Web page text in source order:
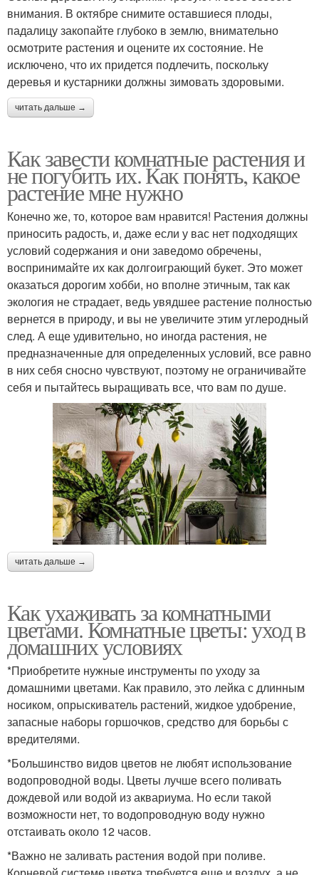
внимания. В октябре снимите оставшиеся плоды,
падалицу закопайте глубоко в землю, внимательно
осмотрите растения и оцените их состояние. Не
исключено, что их придется подлечить, поскольку
деревья и кустарники должны зимовать здоровыми.
читать дальше →
Как завести комнатные растения и
не погубить их. Как понять, какое
растение мне нужно
Конечно же, то, которое вам нравится! Растения должны
приносить радость, и, даже если у вас нет подходящих
условий содержания и они заведомо обречены,
воспринимайте их как долгоиграющий букет. Это может
оказаться дорогим хобби, но вполне этичным, так как
экология не страдает, ведь увядшее растение полностью
вернется в природу, и вы не увеличите этим углеродный
след. А еще удивительно, но иногда растения, не
предназначенные для определенных условий, все равно
в них себя сносно чувствуют, поэтому не ограничивайте
себя и пытайтесь выращивать все, что вам по душе.
читать дальше →
Как ухаживать за комнатными
цветами. Комнатные цветы: уход в
домашних условиях
*Приобретите нужные инструменты по уходу за
домашними цветами. Как правило, это лейка с длинным
носиком, опрыскиватель растений, жидкое удобрение,
запасные наборы горшочков, средство для борьбы с
вредителями.
*Большинство видов цветов не любят использование
водопроводной воды. Цветы лучше всего поливать
дождевой или водой из аквариума. Но если такой
возможности нет, то водопроводную воду нужно
отстаивать около 12 часов.
*Важно не заливать растения водой при поливе.